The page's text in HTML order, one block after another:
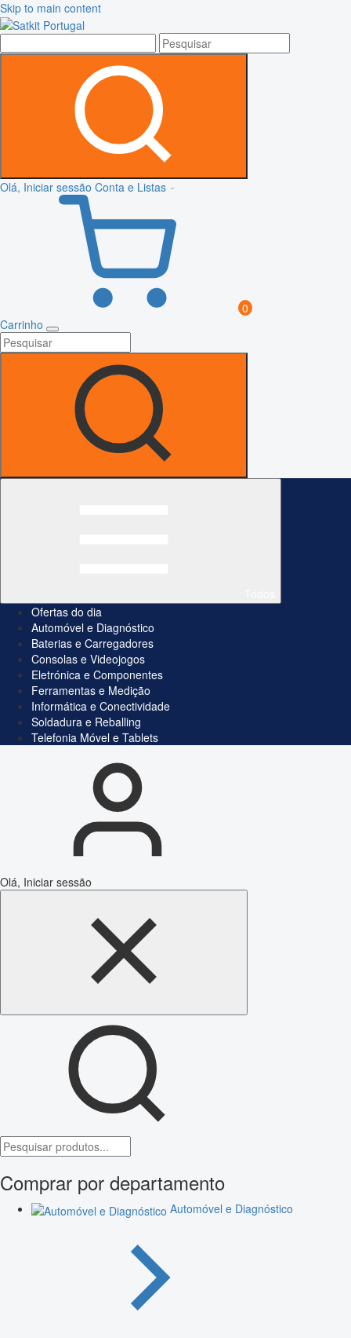
Skip to main content
Olá, Iniciar sessão Conta e Listas
0
Carrinho
Ofertas do dia
Automóvel e Diagnóstico
Baterias e Carregadores
Consolas e Videojogos
Eletrónica e Componentes
Ferramentas e Medição
Informática e Conectividade
Soldadura e Reballing
Telefonia Móvel e Tablets
Olá, Iniciar sessão
Comprar por departamento
Automóvel e Diagnóstico